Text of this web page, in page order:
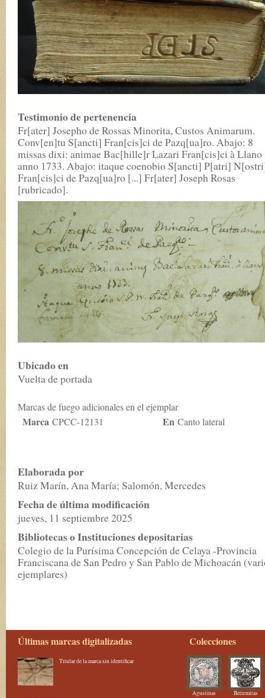
Testimonio de pertenencia
Fr[ater] Josepho de Rossas Minorita, Custos Animarum.
Conv[en]tu S[ancti] Fran[cis]ci de Pazq[ua]ro. Abajo: 8
missas dixi: animae Bac[hille]r Lazari Fran[cis]ci à Llano
anno 1733. Abajo: itaque coenobio S[ancti] P[atri]
Fran[cis]ci de Pazq[ua]ro [...] Fr[ater] Joseph Rosas
[rubricado].
Ubicado en
Vuelta de portada
Marcas de fuego adicionales en el ejemplar
Marca CPCC-12131 En Canto lateral
Elaborada por
Ruiz Marín, Ana María; Salomón, Mercedes
Fecha de última modificación
jueves, 11 septiembre 2025
Bibliotecas o Instituciones depositarias
Colegio de la Purísima Concepción de Celaya -Provincia
Franciscana de San Pedro y San Pablo de Michoacán
ejemplares)
Últimas marcas digitalizadas
Titular de la marca sin identificar
Colecciones
Agustinas Betlemitas